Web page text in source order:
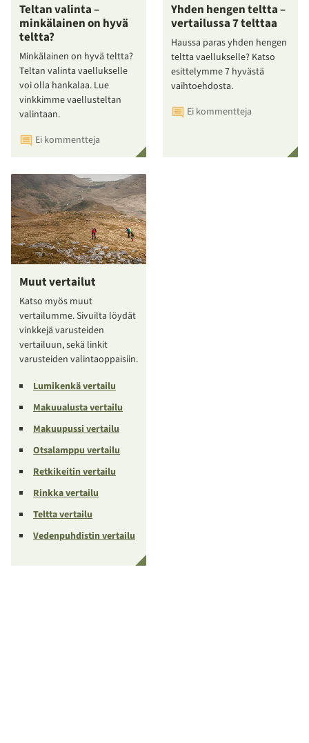
Teltan valinta –
minkälainen on hyvä
teltta?
Minkälainen on hyvä teltta?
Teltan valinta vaellukselle
voi olla hankalaa. Lue
vinkkimme vaellusteltan
valintaan.
Ei kommentteja
Yhden hengen teltta –
vertailussa 7 telttaa
Haussa paras yhden hengen
teltta vaellukselle? Katso
esittelymme 7 hyvästä
vaihtoehdosta.
Ei kommentteja
Muut vertailut
Katso myös muut
vertailumme. Sivuilta löydät
vinkkejä varusteiden
vertailuun, sekä linkit
varusteiden valintaoppaisiin.
Lumikenkä vertailu
Makuualusta vertailu
Makuupussi vertailu
Otsalamppu vertailu
Retkikeitin vertailu
Rinkka vertailu
Teltta vertailu
Vedenpuhdistin vertailu